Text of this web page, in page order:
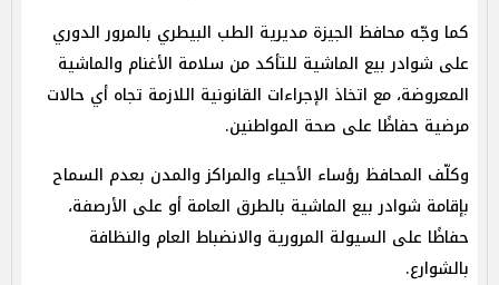
كما وجّه محافظ الجيزة مديرية الطب البيطري بالمرور الدوري
على شوادر بيع الماشية للتأكد من سلامة الأغنام والماشية
المعروضة، مع اتخاذ الإجراءات القانونية اللازمة تجاه أي حالات
مرضية حفاظًا على صحة المواطنين.
وكلّف المحافظ رؤساء الأحياء والمراكز والمدن بعدم السماح
بإقامة شوادر بيع الماشية بالطرق العامة أو على الأرصفة،
حفاظًا على السيولة المرورية والانضباط العام والنظافة
بالشوارع.